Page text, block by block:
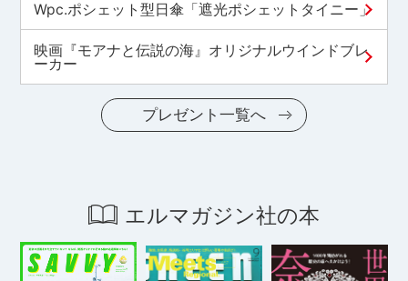
Wpc.ポシェット型日傘「遮光ポシェットタイニー」
映画『モアナと伝説の海』オリジナルウインドブレ
ーカー
プレゼント一覧へ
エルマガジン社の本